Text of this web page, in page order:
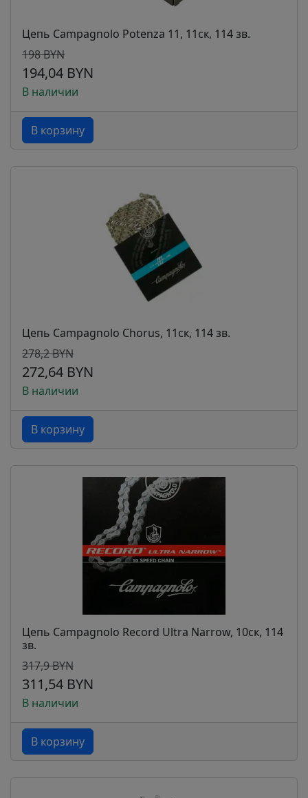
Цепь Campagnolo Potenza 11, 11ск, 114 зв.
198 BYN
194,04 BYN
В наличии
В корзину
Цепь Campagnolo Chorus, 11ск, 114 зв.
278,2 BYN
272,64 BYN
В наличии
В корзину
Цепь Campagnolo Record Ultra Narrow, 10ск, 114
зв.
317,9 BYN
311,54 BYN
В наличии
В корзину